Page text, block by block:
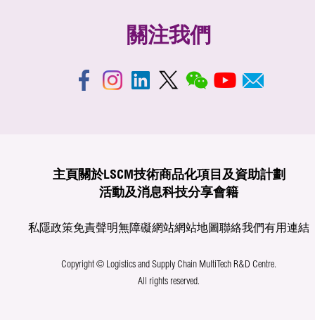
關注我們
主頁 關於LSCM技術商品化項目及資助計劃
活動及消息科技分享會籍
私隱政策免責聲明無障礙網站網站地圖聯絡我們有用連結
Copyright © Logistics and Supply Chain MultiTech R&D Centre.
All rights reserved.